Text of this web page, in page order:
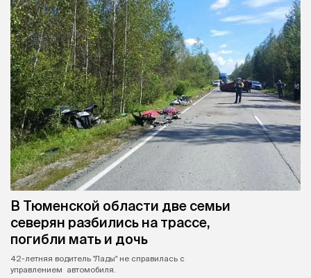
В Тюменской области две семьи
северян разбились на трассе,
погибли мать и дочь
42-летняя водитель "Лады" не справилась с
управлением автомобиля.